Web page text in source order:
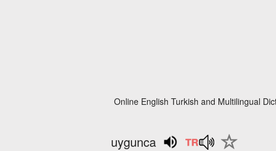
Online English Turkish and Multilingual
uygunca